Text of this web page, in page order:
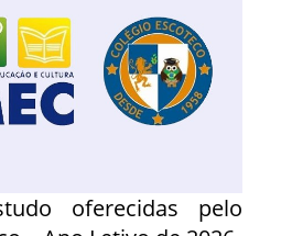
oferecidas pelo